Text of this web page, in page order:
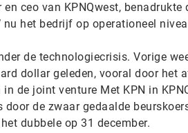
ceo van KPNQwest, benadrukte
nu het bedrijf op operationeel
de technologiecrisis. Vorige
dollar geleden, vooral door het
de joint venture Met KPN in
de zwaar gedaalde
dubbele op 31 december.